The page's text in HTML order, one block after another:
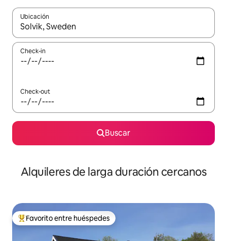
Ubicación
Cuando los resultados estén disponibles, navegá con las
Check-in
Check-out
Buscar
Alquileres de larga duración cercanos
Favorito entre los huéspedes más destacados
Favorito entre huéspedes